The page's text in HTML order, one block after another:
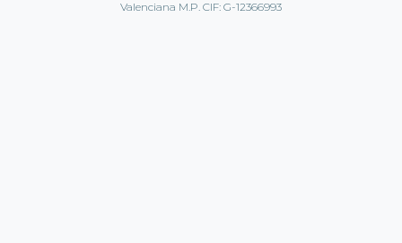
Valenciana M.P. CIF: G-12366993